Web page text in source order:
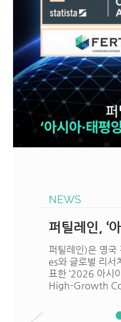
NEWS
퍼틸레인 X
종합 마케팅 기업
츠·IP 사업을 운
약(MOU)을 체결
UM)'을 중심으로